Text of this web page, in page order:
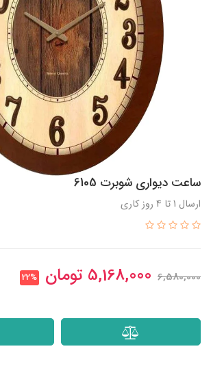
ساعت دیواری شوبرت 6105
ارسال 1 تا 4 روز کاری
6,580,000
5,168,000 تومان 22%